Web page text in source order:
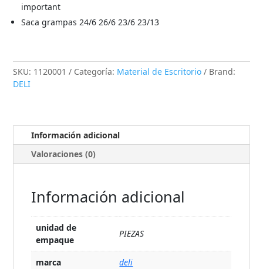
important
Saca grampas 24/6 26/6 23/6 23/13
SKU: 1120001 Categoría: Material de Escritorio
Brand:
DELI
Información adicional
Valoraciones (0)
Información adicional
unidad de
empaque
PIEZAS
marca
deli